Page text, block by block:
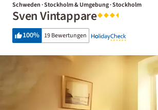
Schweden · Stockholm & Umgebung · Stockholm
Sven Vintappare
100% 19 Bewertungen